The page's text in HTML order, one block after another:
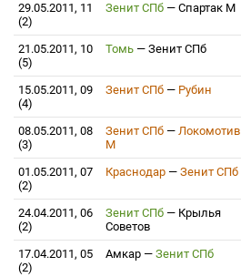
29.05.2011, 11
(2)
Зенит СПб — Спартак М
21.05.2011, 10
(5)
Томь — Зенит СПб
15.05.2011, 09
(4)
Зенит СПб — Рубин
08.05.2011, 08
(3)
Зенит СПб — Локомотив
М
01.05.2011, 07
(2)
Краснодар — Зенит СПб
24.04.2011, 06
(2)
Зенит СПб — Крылья
Советов
17.04.2011, 05
(2)
Амкар — Зенит СПб